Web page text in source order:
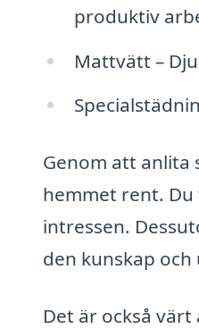
produktiv
Mattvätt –
Genom att anlita
hemmet rent.
intressen.
den kunskap
Det är också